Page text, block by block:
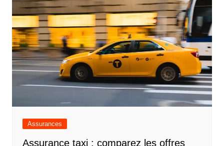
Assurances
Assurance taxi : comparez les offres